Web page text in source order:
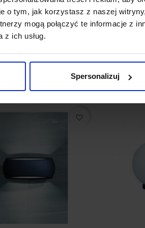
o tym, jak korzystasz z naszej
mogą połączyć te informacje z
z ich usług.
Spersonalizuj
Oprawa
wpuszczana
DOPO
favorite_border